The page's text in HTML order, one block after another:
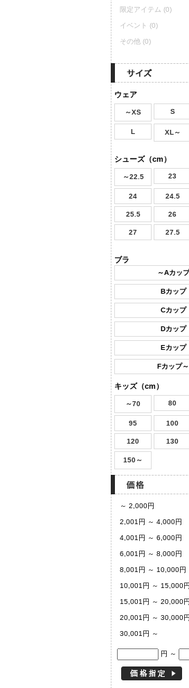
限定アイテム (0)
イベント (0)
その他 (0)
ウェア
～XS S
L XL～
シューズ（cm）
～22.5 23
24 24.5
25.5 26
27 27.5
ブラ
～Aカップ
Bカップ
Cカップ
Dカップ
Eカップ
Fカップ～
キッズ（cm）
～70 80
95 100
120 130
150～
～ 2,000円
2,001円 ～ 4,000円
4,001円 ～ 6,000円
6,001円 ～ 8,000円
8,001円 ～ 10,000円
10,001円 ～ 15,000円
15,001円 ～ 20,000円
20,001円 ～ 30,000円
30,001円 ～
円 ～